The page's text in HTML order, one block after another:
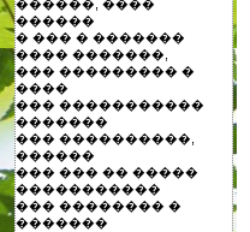
������, ����
������
� ��� � �������
���� �������,
��� ��������� �
����
��� �����������
�������
��� ����������,
������
��� ��� �� �����
�����������
��� �������� �
�������